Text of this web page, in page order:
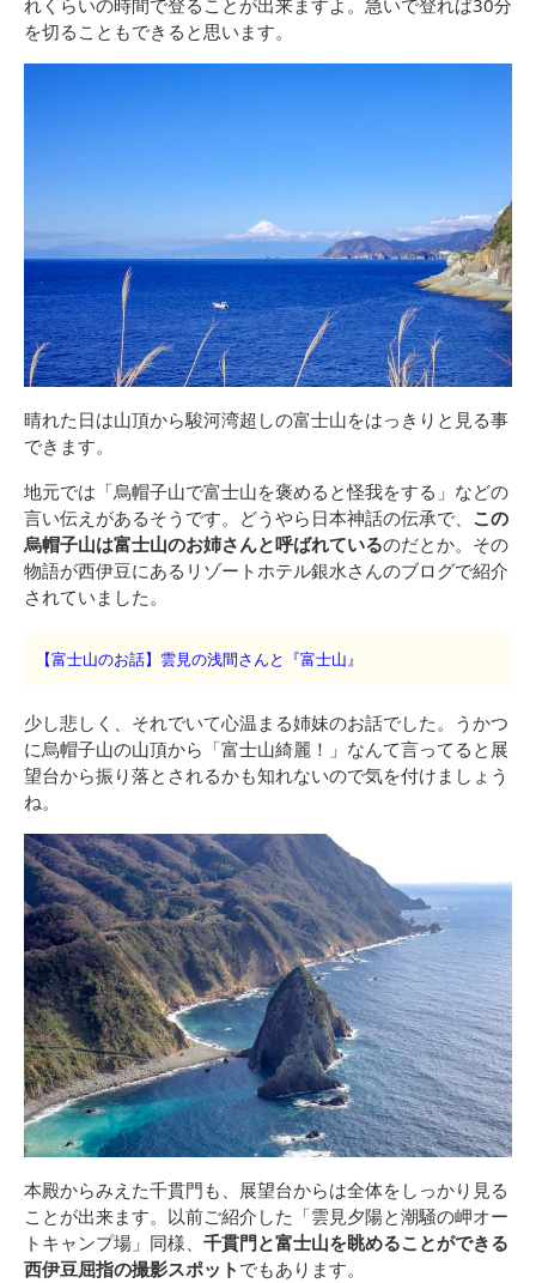
を切ることもできると思います。
晴れた日は山頂から駿河湾超しの富士山をはっきりと見る事
できます。
地元では「烏帽子山で富士山を褒めると怪我をする」などの
言い伝えがあるそうです。どうやら日本神話の伝承で、 この
烏帽子山は富士山のお姉さんと呼ばれているのだとか。その
物語が西伊豆にあるリゾートホテル銀水さんのブログで紹介
されていました。
【富士山のお話】雲見の浅間さんと『富士山』
少し悲しく、それでいて心温まる姉妹のお話でした。うかつ
に烏帽子山の山頂から「富士山綺麗！」なんて言ってると展
望台から振り落とされるかも知れないので気を付けましょう
ね。
本殿からみえた千貫門も、展望台からは全体をしっかり見る
ことが出来ます。以前ご紹介した「雲見夕陽と潮騒の岬オー
トキャンプ場」同様、 千貫門と富士山を眺めることができる
西伊豆屈指の撮影スポット でもあります。